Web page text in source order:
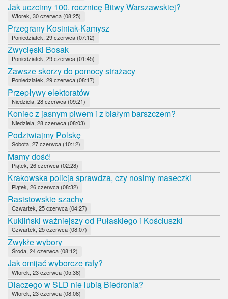
Jak uczcimy 100. rocznicę Bitwy Warszawskiej?
Wtorek, 30 czerwca (08:25)
Przegrany Kosiniak-Kamysz
Poniedziałek, 29 czerwca (07:12)
Zwycięski Bosak
Poniedziałek, 29 czerwca (01:45)
Zawsze skorzy do pomocy strażacy
Poniedziałek, 29 czerwca (08:17)
Przepływy elektoratów
Niedziela, 28 czerwca (09:21)
Koniec z jasnym piwem i z białym barszczem?
Niedziela, 28 czerwca (08:03)
Podziwiajmy Polskę
Sobota, 27 czerwca (10:12)
Mamy dość!
Piątek, 26 czerwca (02:28)
Krakowska policja sprawdza, czy nosimy maseczki
Piątek, 26 czerwca (08:32)
Rasistowskie szachy
Czwartek, 25 czerwca (04:27)
Kukliński ważniejszy od Pułaskiego i Kościuszki
Czwartek, 25 czerwca (08:07)
Zwykłe wybory
Środa, 24 czerwca (08:12)
Jak omijać wyborcze rafy?
Wtorek, 23 czerwca (05:38)
Dlaczego w SLD nie lubią Biedronia?
Wtorek, 23 czerwca (08:08)